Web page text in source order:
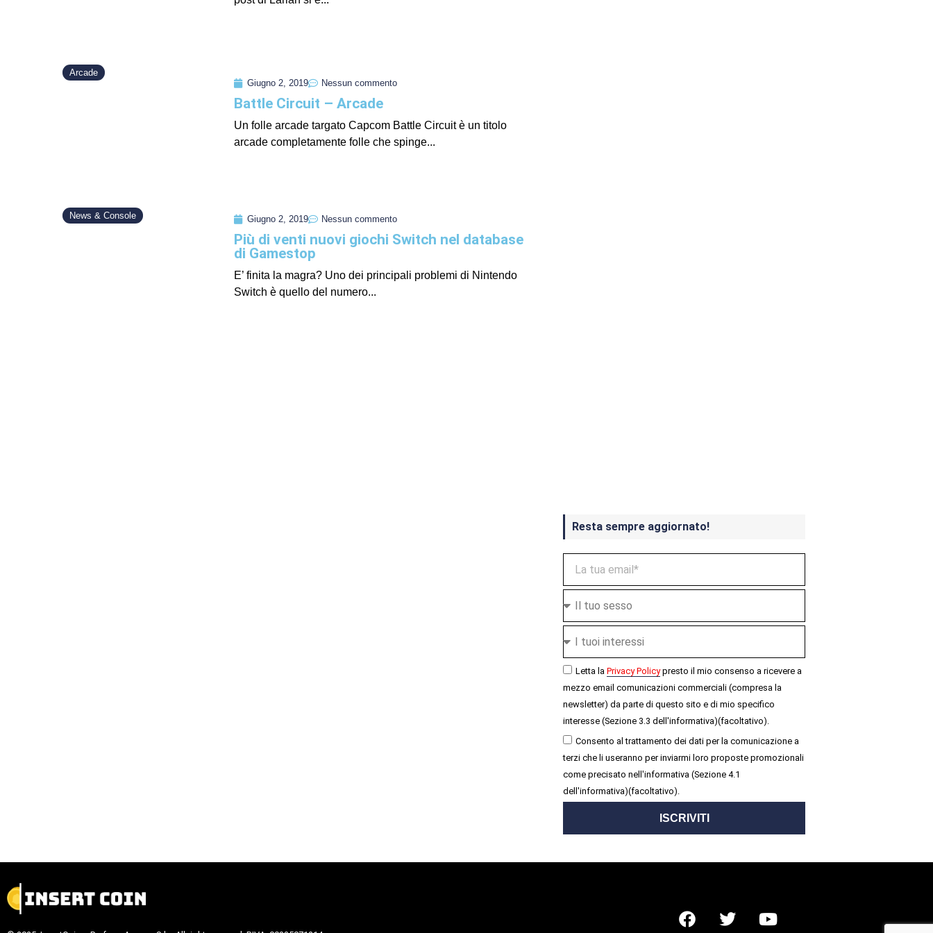
Arcade
Giugno 2, 2019
Nessun commento
Battle Circuit – Arcade
Un folle arcade targato Capcom Battle Circuit è un titolo
arcade completamente folle che spinge...
News & Console Giugno 2, 2019 Nessun commento
Più di venti nuovi giochi Switch nel database
di Gamestop
E’ finita la magra? Uno dei principali problemi di Nintendo
Switch è quello del numero...
Resta sempre aggiornato!
Letta la Privacy Policypresto il mio consenso a ricevere a
mezzo email comunicazioni commerciali (compresa la
newsletter) da parte di questo sito e di mio specifico
interesse (Sezione 3.3 dell'informativa)(facoltativo).
Consento al trattamento dei dati per la comunicazione a
terzi che li useranno per inviarmi loro proposte promozionali
come precisato nell'informativa (Sezione 4.1
dell'informativa)(facoltativo).
ISCRIVITI